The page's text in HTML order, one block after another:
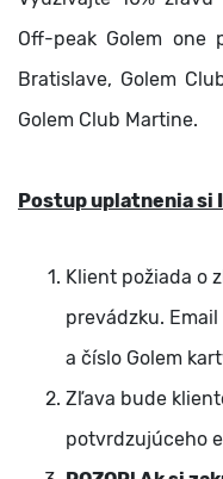
Off-peak Golem one
Bratislave, Golem
Golem Club Martine.
Postup uplatnenia si
Klient požiada o
prevádzku.
a číslo Golem
Zľava bude
potvrdzujúceho